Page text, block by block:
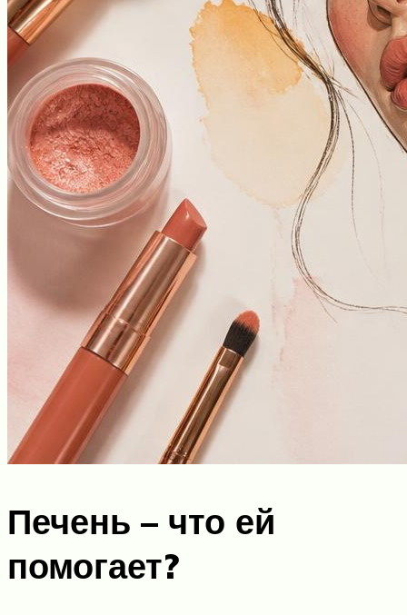
Печень – что ей
помогает?